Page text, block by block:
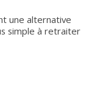
une alternative
simple à retraiter